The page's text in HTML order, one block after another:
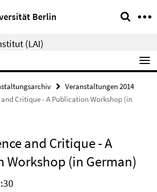
Berlin
(LAI)
Veranstaltungen 2014
Critique - A Publication Workshop (in
and Critique - A
Workshop (in German)